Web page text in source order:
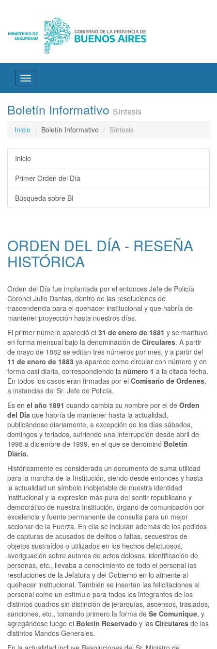
Desplegar
navegación
Boletín Informativo Síntesis
Inicio Boletín Informativo Síntesis
Inicio
Primer Orden del Día
Búsqueda sobre BI
ORDEN DEL DÍA - RESEÑA
HISTÓRICA
Orden del Día fue implantada por el entonces Jefe de Policía
Coronel Julio Dantas, dentro de las resoluciones de
trascendencia para el quehacer institucional y que habría de
mantener proyección hasta nuestros días.
El primer número apareció el 31 de enero de 1881 y se mantuvo
en forma mensual bajo la denominación de Circulares. A partir
de mayo de 1882 se editan tres números por mes, y a partir del
11 de enero de 1883 ya aparece como circular con número y en
forma casi diaria, correspondiendo la número 1 a la citada fecha.
En todos los casos eran firmadas por el Comisario de Ordenes,
a instancias del Sr. Jefe de Policía.
Es en el año 1891 cuando cambia su nombre por el de Orden
del Día que habría de mantener hasta la actualidad,
publicándose diariamente, a excepción de los días sábados,
domingos y feriados, sufriendo una interrupción desde abril de
1998 a diciembre de 1999, en el que se denominó Boletín
Diario.
Históricamente es considerada un documento de suma utilidad
para la marcha de la Institución, siendo desde entonces y hasta
la actualidad un símbolo inobjetable de nuestra identidad
institucional y la expresión más pura del sentir republicano y
democrático de nuestra Institución, órgano de comunicación por
excelencia y fuente permanente de consulta para un mejor
accionar de la Fuerza. En ella se incluían además de los pedidos
de capturas de acusados de delitos o faltas, secuestros de
objetos sustraídos o utilizados en los hechos delictuosos,
averiguación sobre autores de actos dolosos, identificación de
personas, etc., llevaba a conocimiento de todo el personal las
resoluciones de la Jefatura y del Gobierno en lo atinente al
quehacer institucional. También se insertan las felicitaciones al
personal como un estímulo para todos los integrantes de los
distintos cuadros sin distinción de jerarquías, ascensos, traslados,
sanciones, etc., tomando primero la forma de Se Comunique, y
agregándose luego el Boletín Reservado y las Circulares de los
distintos Mandos Generales.